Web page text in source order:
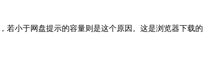
小于网盘提示的容量则是这个原因。这是浏览器下载